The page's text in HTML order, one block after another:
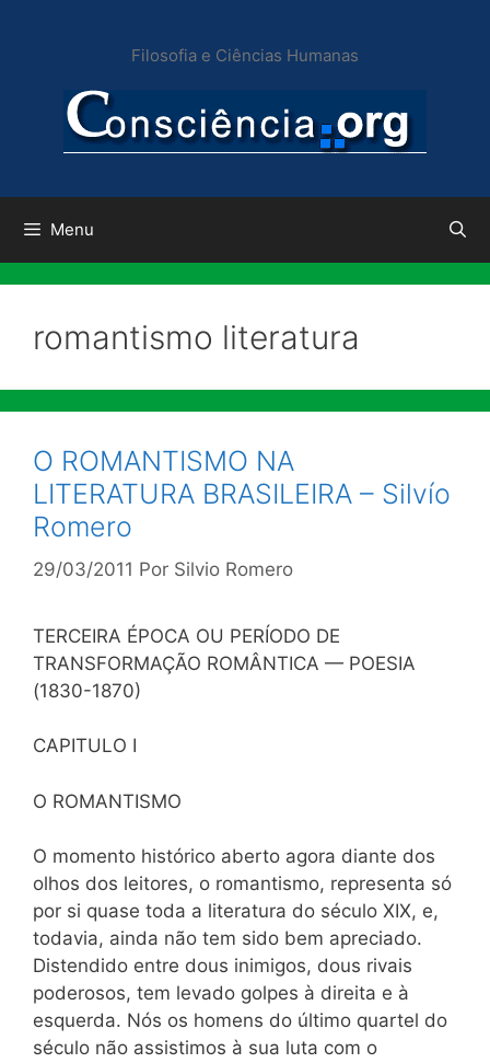
conteúdo
Filosofia e Ciências Humanas
Menu
romantismo literatura
O ROMANTISMO NA
LITERATURA BRASILEIRA – Silvío
Romero
29/03/2011 Por Silvio Romero
TERCEIRA ÉPOCA OU PERÍODO DE
TRANSFORMAÇÃO ROMÂNTICA — POESIA
(1830-1870)
CAPITULO I
O ROMANTISMO
O momento histórico aberto agora diante dos
olhos dos leitores, o romantismo, representa só
por si quase toda a literatura do século XIX, e,
todavia, ainda não tem sido bem apreciado.
Distendido entre dous inimigos, dous rivais
poderosos, tem levado golpes à direita e à
esquerda. Nós os homens do último quartel do
século não assistimos à sua luta com o